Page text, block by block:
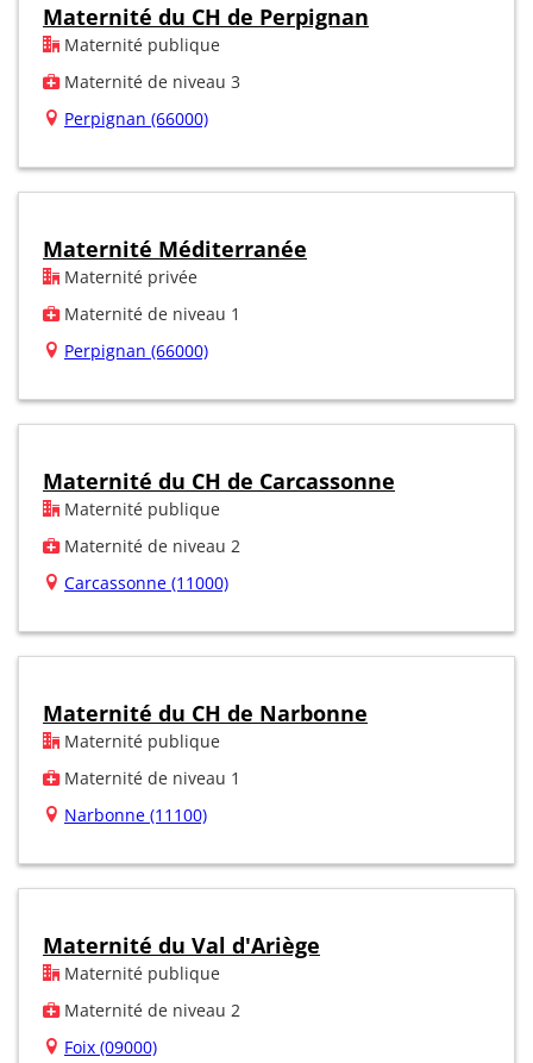
Maternité du CH de Perpignan
Maternité publique
Maternité de niveau 3
Perpignan (66000)
Maternité Méditerranée
Maternité privée
Maternité de niveau 1
Perpignan (66000)
Maternité du CH de Carcassonne
Maternité publique
Maternité de niveau 2
Carcassonne (11000)
Maternité du CH de Narbonne
Maternité publique
Maternité de niveau 1
Narbonne (11100)
Maternité du Val d'Ariège
Maternité publique
Maternité de niveau 2
Foix (09000)